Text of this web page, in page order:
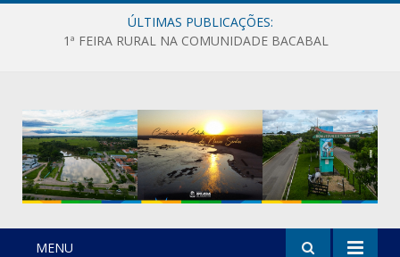
ÚLTIMAS PUBLICAÇÕES:
1ª FEIRA RURAL NA COMUNIDADE BACABAL
MENU